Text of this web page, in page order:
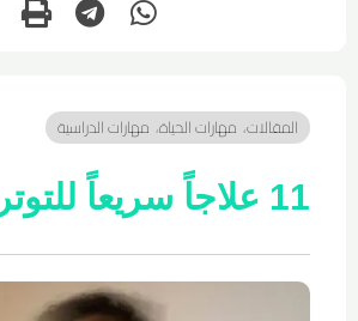
المقالات، مهارات الحياة، مهارات الدراسية
11 علاجاً سريعاً للتوتر والقلق